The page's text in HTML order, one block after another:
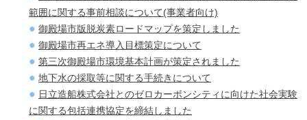
範囲に関する事前相談について(事業者向け)
御殿場市版脱炭素ロードマップを策定しました
御殿場市再エネ導入目標策定について
第三次御殿場市環境基本計画が策定されました
地下水の採取等に関する手続きについて
日立造船株式会社とのゼロカーボンシティに向けた社会実験
に関する包括連携協定を締結しました